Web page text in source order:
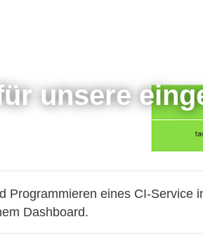
unsere
Programmieren eines CI-Service
Dashboard.